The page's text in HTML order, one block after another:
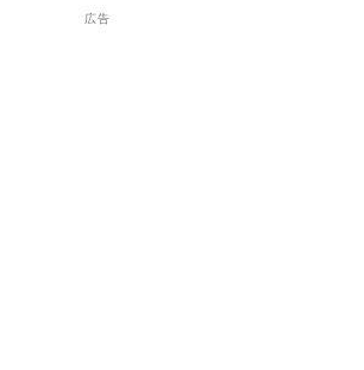
広告